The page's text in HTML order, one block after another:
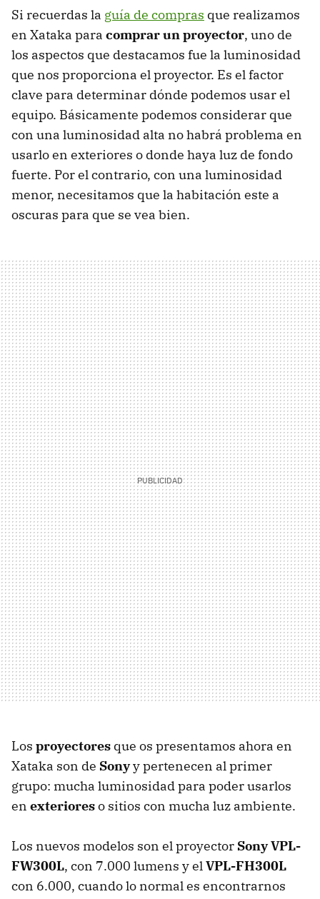
Si recuerdas la guía de compras que realizamos
en Xataka para comprar un proyector, uno de
los aspectos que destacamos fue la luminosidad
que nos proporciona el proyector. Es el factor
clave para determinar dónde podemos usar el
equipo. Básicamente podemos considerar que
con una luminosidad alta no habrá problema en
usarlo en exteriores o donde haya luz de fondo
fuerte. Por el contrario, con una luminosidad
menor, necesitamos que la habitación este a
oscuras para que se vea bien.
Los proyectores que os presentamos ahora en
Xataka son de Sonyy pertenecen al primer
grupo: mucha luminosidad para poder usarlos
en exterioreso sitios con mucha luz ambiente.
Los nuevos modelos son el proyector Sony VPL-
FW300L, con 7.000 lumens y elVPL-FH300L
con 6.000, cuando lo normal es encontrarnos